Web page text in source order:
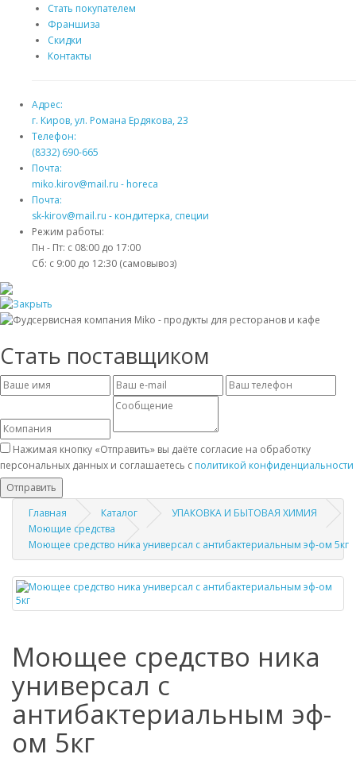
Стать покупателем
Франшиза
Скидки
Контакты
Адрес:
г. Киров, ул. Романа Ердякова, 23
Телефон:
(8332) 690-665
Почта:
miko.kirov@mail.ru - horeca
Почта:
sk-kirov@mail.ru - кондитерка, специи
Режим работы:
Пн - Пт: с 08:00 до 17:00
Сб: с 9:00 до 12:30 (самовывоз)
Стать поставщиком
Нажимая кнопку «Отправить» вы даёте согласие на обработку
персональных данных и соглашаетесь с политикой конфиденциальности
Отправить
Главная
Каталог
УПАКОВКА И БЫТОВАЯ ХИМИЯ
Моющие средства
Моющее средство ника универсал с антибактериальным эф-ом 5кг
Моющее средство ника
универсал с
антибактериальным эф-
ом 5кг